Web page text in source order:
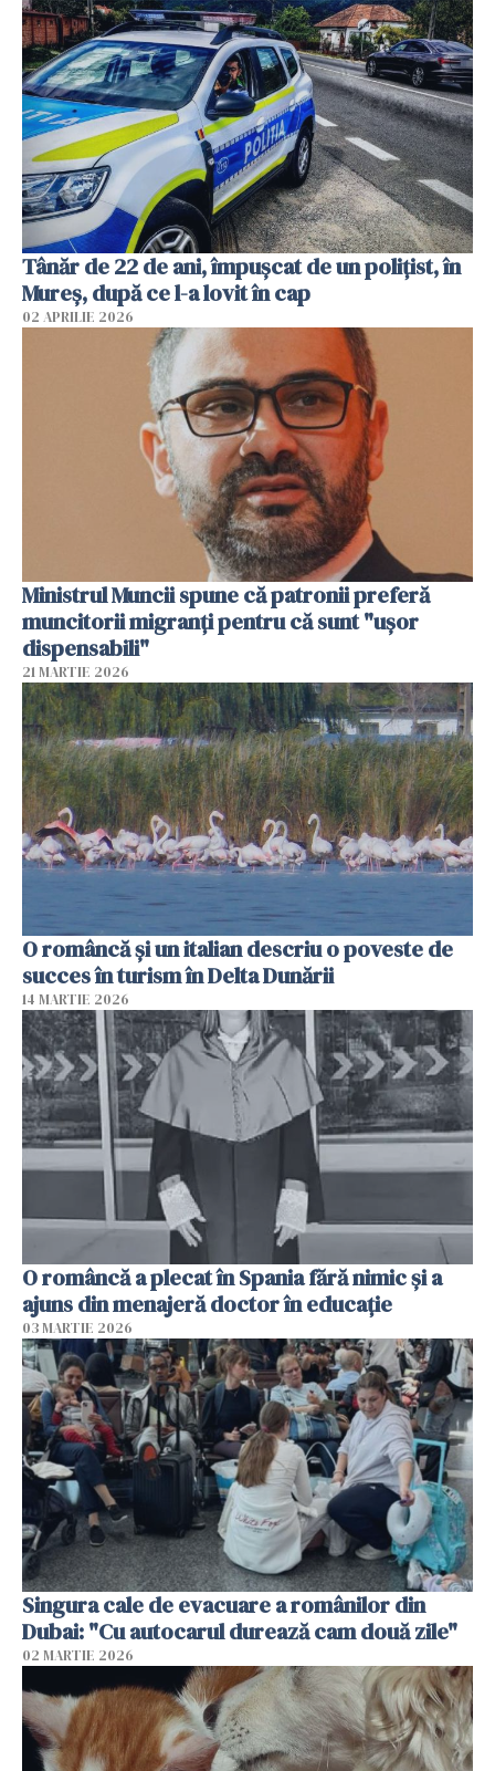
Tânăr de 22 de ani, împușcat de un polițist, în
Mureș, după ce l-a lovit în cap
02 APRILIE 2026
Ministrul Muncii spune că patronii preferă
muncitorii migranți pentru că sunt "uşor
dispensabili"
21 MARTIE 2026
O româncă și un italian descriu o poveste de
succes în turism în Delta Dunării
14 MARTIE 2026
O româncă a plecat în Spania fără nimic și a
ajuns din menajeră doctor în educație
03 MARTIE 2026
Singura cale de evacuare a românilor din
Dubai: "Cu autocarul durează cam două zile"
02 MARTIE 2026